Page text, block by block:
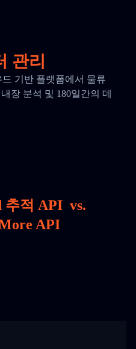
관리
드 기반 플랫폼에서 물류
장 분석 및 180일간의 데
추적 API vs.
API